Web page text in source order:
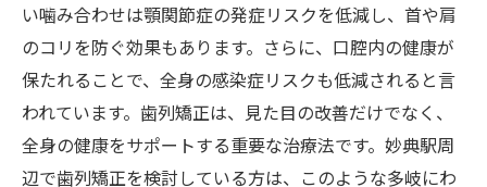
い噛み合わせは顎関節症の発症リスクを低減し、首や肩
のコリを防ぐ効果もあります。さらに、口腔内の健康が
保たれることで、全身の感染症リスクも低減されると言
われています。歯列矯正は、見た目の改善だけでなく、
全身の健康をサポートする重要な治療法です。妙典駅周
辺で歯列矯正を検討している方は、このような多岐にわ